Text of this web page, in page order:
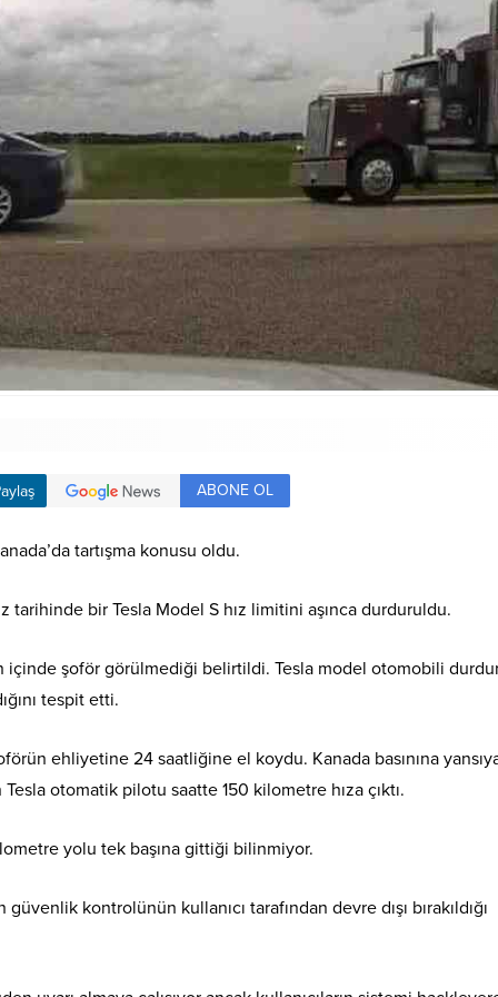
ABONE OL
tartışma konusu oldu.
bir Tesla Model S hız limitini aşınca durduruldu.
içinde şoför görülmediği belirtildi. Tesla model otomobili
tespit etti.
ehliyetine 24 saatliğine el koydu. Kanada basınına
otomatik pilotu saatte 150 kilometre hıza çıktı.
yolu tek başına gittiği bilinmiyor.
kontrolünün kullanıcı tarafından devre dışı bırakıldığı